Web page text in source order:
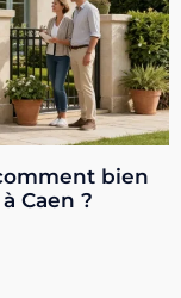
bien
Caen ?